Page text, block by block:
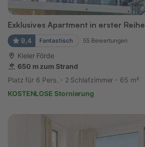
Exklusives Apartment in erster Reihe
9,4 Fantastisch 55 Bewertungen
Kieler Förde
650 m zum Strand
Platz für 6 Pers.
2 Schlafzimmer
65 m²
KOSTENLOSE Stornierung